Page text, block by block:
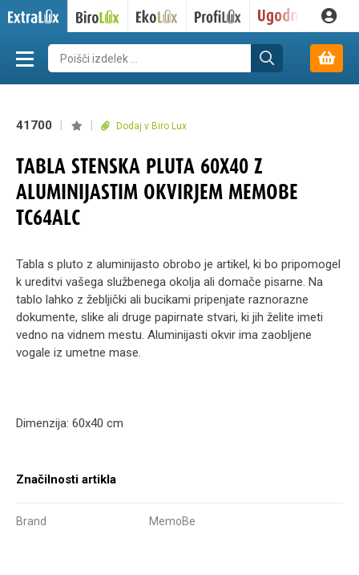
41700 Dodaj v Biro Lux
TABLA STENSKA PLUTA 60X40 Z
ALUMINIJASTIM OKVIRJEM MEMOBE
TC64ALC
Tabla s pluto z aluminijasto obrobo je artikel, ki bo pripomogel
k ureditvi vašega službenega okolja ali domače pisarne. Na
tablo lahko z žebljički ali bucikami pripenjate raznorazne
dokumente, slike ali druge papirnate stvari, ki jih želite imeti
vedno na vidnem mestu. Aluminijasti okvir ima zaobljene
vogale iz umetne mase.
Dimenzija: 60x40 cm
Značilnosti artikla
Brand MemoBe